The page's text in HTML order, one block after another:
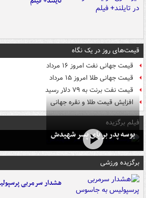
قیمت‌های روز در یک نگاه
قیمت جهانی نفت امروز ۱۶ مرداد
قیمت جهانی طلا امروز ۱۵ مرداد
قیمت نفت برنت به ۷۹ دلار رسید
افزایش قیمت طلا و نقره جهانی
فیلم برگزیده
بوسه‌ پدر بر پای پسر شهیدش
برگزیده ورزشی
هشدار سرمربی